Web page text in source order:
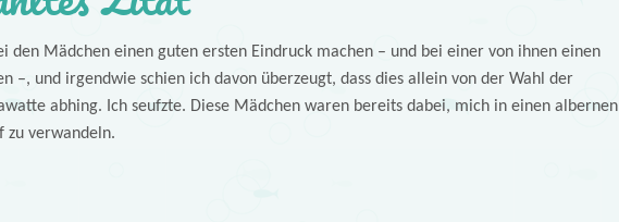
den Mädchen einen guten ersten Eindruck machen – und bei einer von ihnen einen
–, und irgendwie schien ich davon überzeugt, dass dies allein von der Wahl der
abhing. Ich seufzte. Diese Mädchen waren bereits dabei, mich in einen albernen
zu verwandeln.